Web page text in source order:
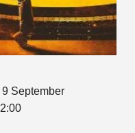
September